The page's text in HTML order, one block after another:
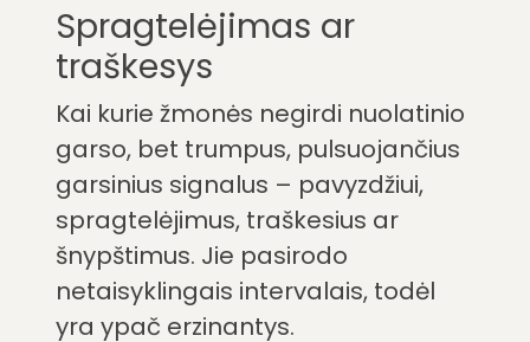
Spragtelėjimas ar
traškesys
Kai kurie žmonės negirdi nuolatinio
garso, bet trumpus, pulsuojančius
garsinius signalus – pavyzdžiui,
spragtelėjimus, traškesius ar
šnypštimus. Jie pasirodo
netaisyklingais intervalais, todėl
yra ypač erzinantys.